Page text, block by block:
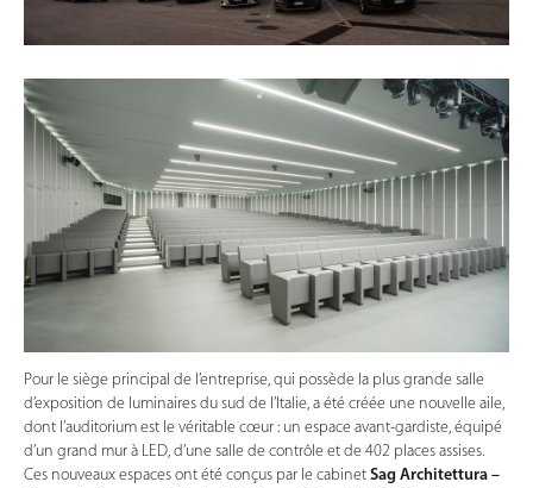
Pour le siège principal de l’entreprise, qui possède la plus grande salle
d’exposition de luminaires du sud de l’Italie, a été créée une nouvelle aile,
dont l’auditorium est le véritable cœur : un espace avant-gardiste, équipé
d’un grand mur à LED, d’une salle de contrôle et de 402 places assises.
Ces nouveaux espaces ont été conçus par le cabinet Sag Architettura –